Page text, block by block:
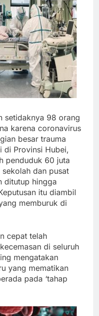
setidaknya 98 orang
karena coronavirus
besar trauma
di Provinsi Hubei,
penduduk 60 juta
dan pusat
ditutup hingga
itu diambil
memburuk di
cepat telah
di seluruh
mengatakan
yang mematikan
pada ‘tahap